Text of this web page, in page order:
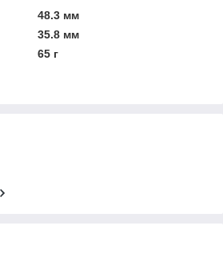
48.3 мм
35.8 мм
65 г